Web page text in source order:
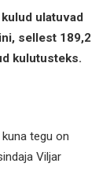
ulatuvad
sellest 189,2
kulutusteks.
tegu on
Viljar